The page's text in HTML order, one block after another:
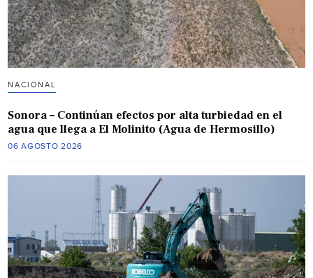
NACIONAL
Sonora – Continúan efectos por alta turbiedad en el
agua que llega a El Molinito (Agua de Hermosillo)
06 AGOSTO 2026